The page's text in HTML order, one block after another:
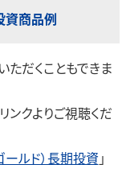
資商品例
だくこともできま
ンクよりご視聴くだ
ールド）長期投資」